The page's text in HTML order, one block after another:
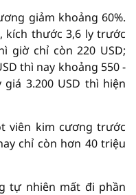
giảm khoảng 60%.
kích thước 3,6 ly trước
giờ chỉ còn 220 USD;
thì nay khoảng 550 -
3.200 USD thì hiện
viên kim cương trước
chỉ còn hơn 40 triệu
tự nhiên mất đi phần